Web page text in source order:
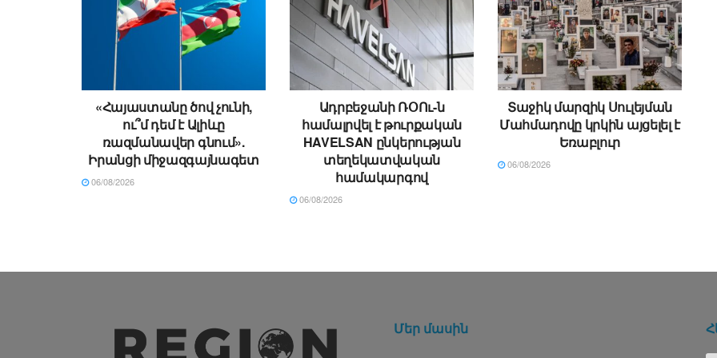
«Հայաստանը ծով չունի,
ու՞մ դեմ է Ալիևը
ռազմանավեր գնում».
Իրանցի միջազգայնագետ
06/08/2026
Ադրբեջանի ՌՕՈւ-ն
համալրվել է թուրքական
HAVELSAN ընկերության
տեղեկատվական
համակարգով
06/08/2026
Տաջիկ մարզիկ Սուլեյման
Մահմադովը կրկին այցելել է
Եռաբլուր
06/08/2026
Մեր մասին